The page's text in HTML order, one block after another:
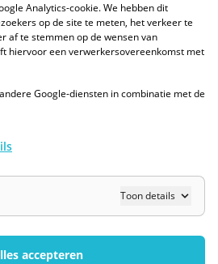
en informatiebeveiliging
Analytics-cookie. We hebben dit
op de site te meten, het verkeer te
af te stemmen op de wensen van
hiervoor een verwerkersovereenkomst met
Google-diensten in combinatie met de
Toon details
accepteren